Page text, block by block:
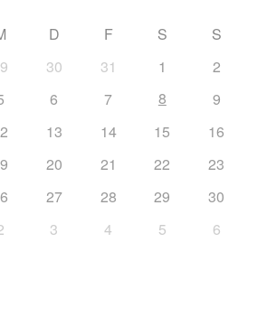
D F S
S
30 31 1
2
6 7 8
9
13 14 15
16
20 21 22
23
27 28 29
30
3 4 5 6